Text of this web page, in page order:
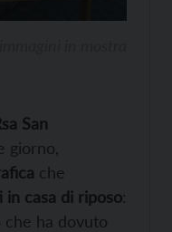
San
giorno,
che
in casa di riposo:
che ha dovuto